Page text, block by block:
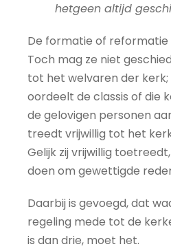
hetgeen altijd
De formatie of reformatie
Toch mag ze niet
tot het welvaren der
oordeelt de classis of die
de gelovigen personen
treedt vrijwillig tot het
Gelijk zij vrijwillig
doen om gewettigde
Daarbij is gevoegd, dat
regeling mede tot de
is dan drie, moet het.